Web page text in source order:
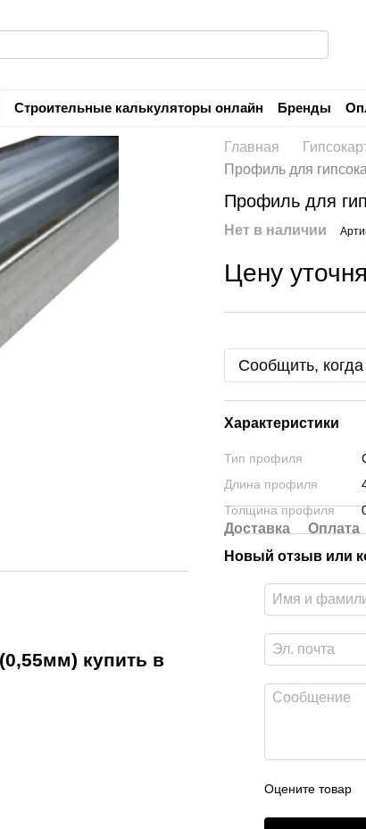
Строительные калькуляторы онлайн Бренды
купить в
Главная
Профиль для
Профиль для
Нет в наличии
Цену
Сообщить, когда
Характеристики
Тип профиля
Длина профиля
Толщина профиля
Доставка Оплата
Новый отзыв или
Оцените товар